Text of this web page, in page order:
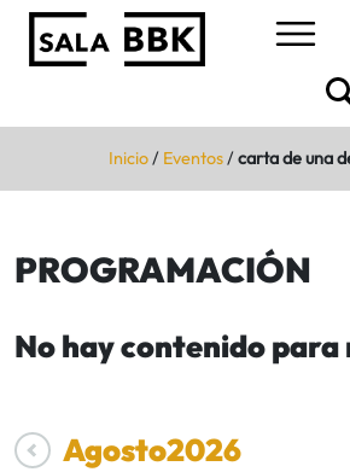
Inicio/ Eventos/carta de una
PROGRAMACIÓN
No hay contenido
Agosto2026